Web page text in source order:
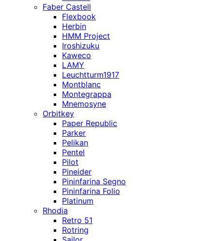
Faber Castell
Flexbook
Herbin
HMM Project
Iroshizuku
Kaweco
LAMY
Leuchtturm1917
Montblanc
Montegrappa
Mnemosyne
Orbitkey
Paper Republic
Parker
Pelikan
Pentel
Pilot
Pineider
Pininfarina Segno
Pininfarina Folio
Platinum
Rhodia
Retro 51
Rotring